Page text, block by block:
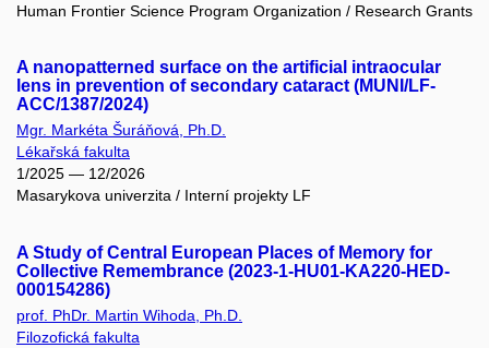
Human Frontier Science Program Organization / Research Grants
A nanopatterned surface on the artificial intraocular
lens in prevention of secondary cataract (MUNI/LF-
ACC/1387/2024)
Mgr. Markéta Šuráňová, Ph.D.
Lékařská fakulta
1/2025 — 12/2026
Masarykova univerzita / Interní projekty LF
A Study of Central European Places of Memory for
Collective Remembrance (2023-1-HU01-KA220-HED-
000154286)
prof. PhDr. Martin Wihoda, Ph.D.
Filozofická fakulta